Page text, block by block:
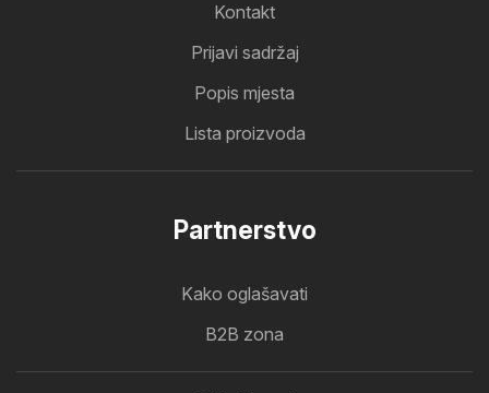
Kontakt
Prijavi sadržaj
Popis mjesta
Lista proizvoda
Partnerstvo
Kako oglašavati
B2B zona